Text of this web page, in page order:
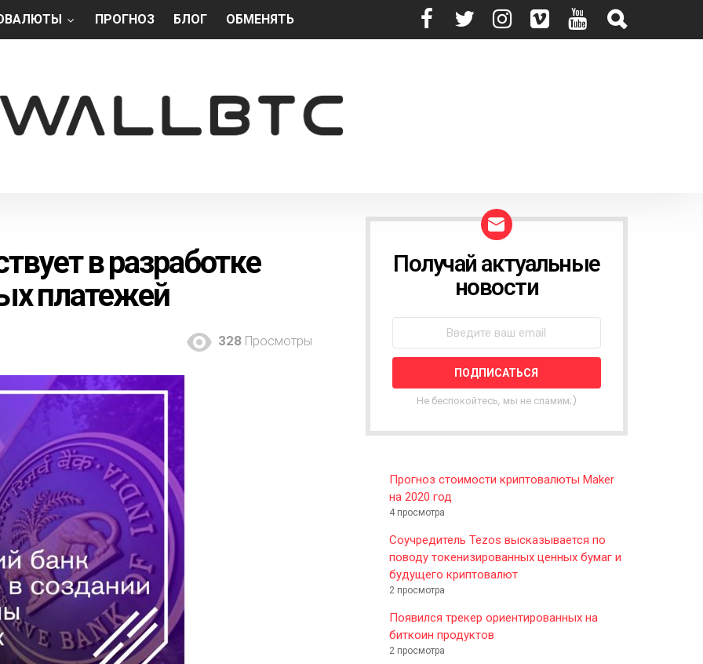
ПРОГНОЗ БЛОГ ОБМЕНЯТЬ
в разработке
платежей
328 Просмотры
N
E
E
T
E
Получай актуальные
новости
Не беспокойтесь, мы не спамим;)
Прогноз стоимости криптовалюты Maker
на 2020 год
4 просмотра
Соучредитель Tezos высказывается по
поводу токенизированных ценных бумаг и
будущего криптовалют
2 просмотра
Появился трекер ориентированных на
биткоин продуктов
2 просмотра